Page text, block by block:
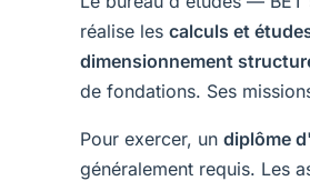
réalise les calculs et
dimensionnement
de fondations. Ses
Pour exercer, un diplôme
généralement requis. Les